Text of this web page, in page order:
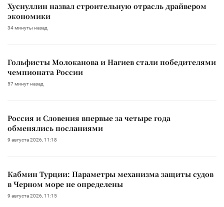
Хуснуллин назвал строительную отрасль драйвером
экономики
34 минуты назад
Гольфисты Молоканова и Нагиев стали победителями
чемпионата России
57 минут назад
Россия и Словения впервые за четыре года
обменялись посланиями
9 августа 2026, 11:18
Кабмин Турции: Параметры механизма защиты судов
в Черном море не определены
9 августа 2026, 11:15